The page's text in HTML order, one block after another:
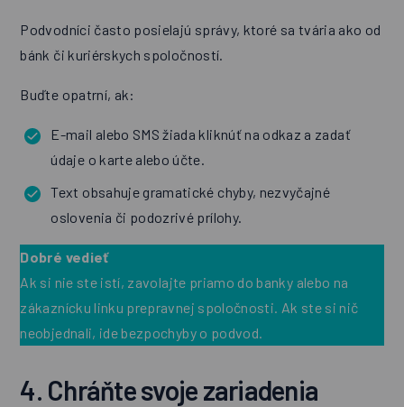
Podvodníci často posielajú správy, ktoré sa tvária ako od
bánk či kuriérskych spoločností.
Buďte opatrní, ak:
E-mail alebo SMS žiada kliknúť na odkaz a zadať
údaje o karte alebo účte.
Text obsahuje gramatické chyby, nezvyčajné
oslovenia či podozrivé prílohy.
Dobré vedieť
Ak si nie ste istí, zavolajte priamo do banky alebo na
zákaznícku linku prepravnej spoločnosti. Ak ste si nič
neobjednali, ide bezpochyby o podvod.
4. Chráňte svoje zariadenia